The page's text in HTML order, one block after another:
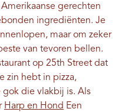
gerechten
ingrediënten. Je
maar om zeker
van tevoren bellen.
op 25th Street dat
zin hebt in pizza,
die vlakbij is. Als
Harp en Hond Een